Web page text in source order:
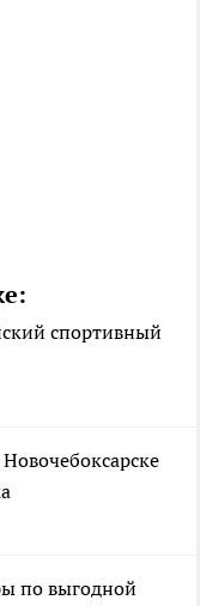
спортивный
по выгодной